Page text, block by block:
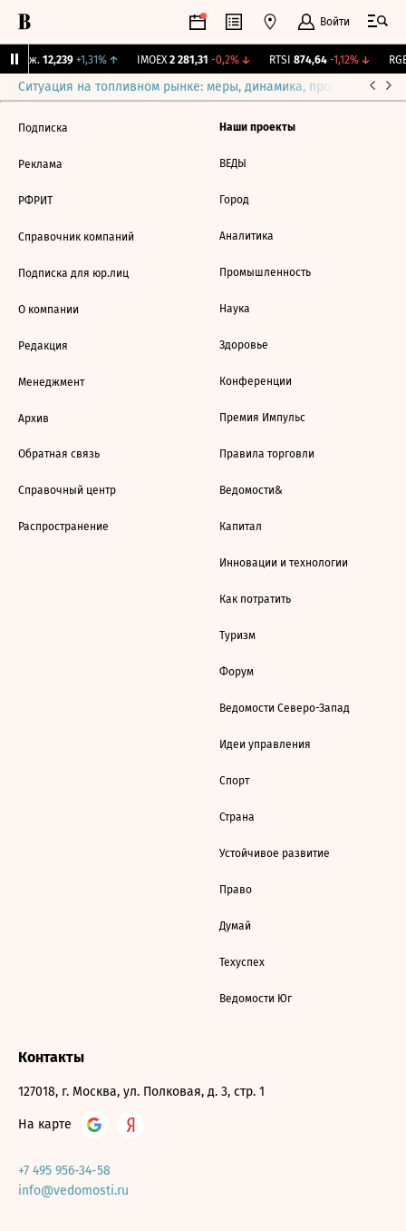
Войти
Бирж. 12,239 +1,31%↑ IMOEX 2 281,31 -0,2%↓ RTSI 874,64 -1,12%↓
Ситуация на топливном рынке: меры, динамика, прогнозы
Подписка
Реклама
РФРИТ
Справочник компаний
Подписка для юр.лиц
О компании
Редакция
Менеджмент
Архив
Обратная связь
Справочный центр
Распространение
Наши проекты
ВЕДЫ
Город
Аналитика
Промышленность
Наука
Здоровье
Конференции
Премия Импульс
Правила торговли
Ведомости&
Капитал
Инновации и технологии
Как потратить
Туризм
Форум
Ведомости Северо-Запад
Идеи управления
Спорт
Страна
Устойчивое развитие
Право
Думай
Техуспех
Ведомости Юг
Контакты
127018, г. Москва, ул. Полковая, д. 3, стр. 1
На карте
+7 495 956-34-58
info@vedomosti.ru